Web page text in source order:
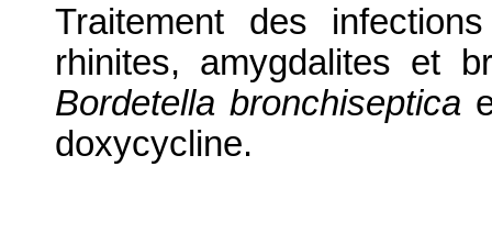
Traitement des
rhinites, amygdalites et
Bordetella bronchiseptica
doxycycline.